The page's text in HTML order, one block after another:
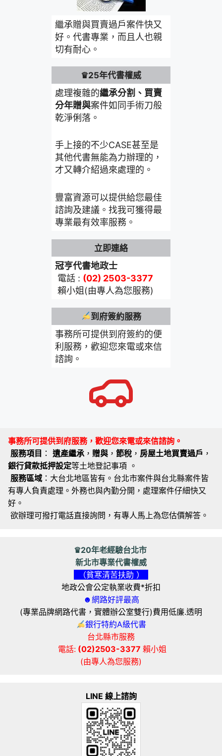
繼承贈與買賣過戶案件快又
好。代書專業，而且人也親
切有耐心。
♛25年代書權威
處理複雜的繼承分割、買賣
分年贈與案件如同手術刀般
乾淨俐落。
手上接的不少CASE甚至是
其他代書無能為力辦理的，
才又轉介紹過來處理的。
豐富資源可以提供給您最佳
諮詢及建議。找我可獲得最
專業最有效率服務。
立即連絡
冠亨代書地政士
電話 : (02) 2503-3377
賴小姐(由專人為您服務)
到府簽約服務
事務所可提供到府簽約的便
利服務，歡迎您來電或來信
諮詢。
事務所可提供到府服務，歡迎您來電或來信諮詢。
服務項目 ： 遺產繼承 ， 贈與 ， 節稅 ， 房屋土地買賣過戶 ，
銀行貸款抵押設定等土地登記事項 。
服務區域 ：大台北地區皆有。台北市案件與台北縣案件皆
有專人負責處理。外務也與內勤分開，處理案件仔細快又
好。
欲辦理可撥打電話直接詢問，有專人馬上為您估價解答。
♛20年老經驗台北市
新北市專業代書權威
（貧寒清苦扶助 ）
地政公會公定執業收費*折扣
☻網路好評最高
(專業品牌網路代書，實體辦公室雙行)費用低廉.透明
銀行特約A級代書
台北縣市服務
電話: (02)2503-3377 賴小姐
(由專人為您服務)
LINE 線上諮詢